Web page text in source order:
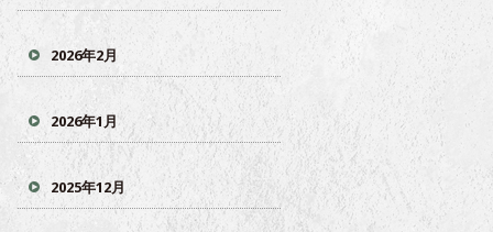
2026年2月
2026年1月
2025年12月